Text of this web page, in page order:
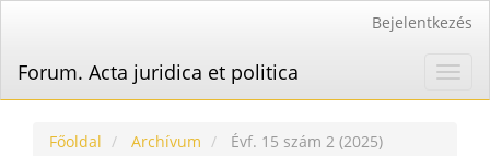
Content
Sidebar
Bejelentkezés
Forum. Acta juridica et politica
Főoldal Archívum Évf. 15 szám 2 (2025)